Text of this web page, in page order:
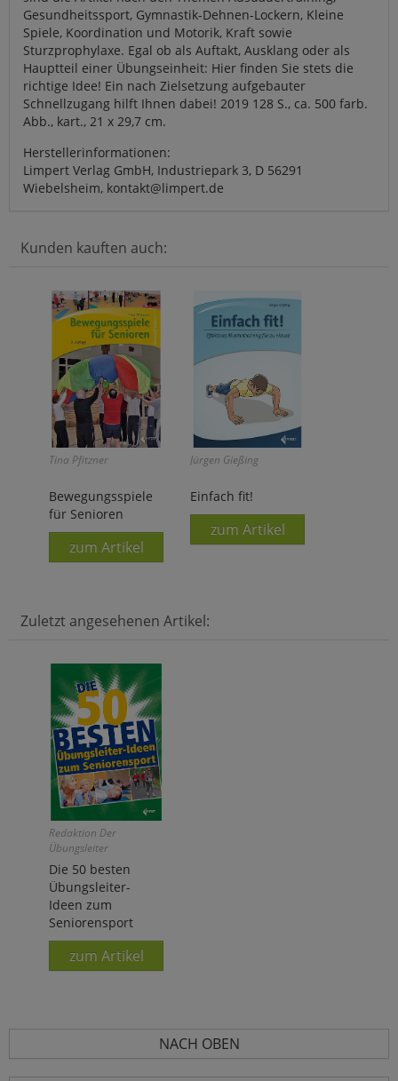
Gesundheitssport, Gymnastik-Dehnen-Lockern, Kleine
Spiele, Koordination und Motorik, Kraft sowie
Sturzprophylaxe. Egal ob als Auftakt, Ausklang oder als
Hauptteil einer Übungseinheit: Hier finden Sie stets die
richtige Idee! Ein nach Zielsetzung aufgebauter
Schnellzugang hilft Ihnen dabei! 2019 128 S., ca. 500 farb.
Abb., kart., 21 x 29,7 cm.
Herstellerinformationen:
Limpert Verlag GmbH, Industriepark 3, D 56291
Wiebelsheim, kontakt@limpert.de
Kunden kauften auch:
Tina Pfitzner
Bewegungsspiele
für Senioren
zum Artikel
Jürgen Gießing
Einfach fit!
zum Artikel
Zuletzt angesehenen Artikel:
Redaktion Der
Übungsleiter
Die 50 besten
Übungsleiter-
Ideen zum
Seniorensport
zum Artikel
NACH OBEN